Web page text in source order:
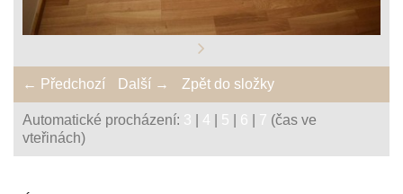
← Předchozí Další → Zpět do složky
Automatické procházení: 3 4 5 6 7 (čas ve
vteřinách)